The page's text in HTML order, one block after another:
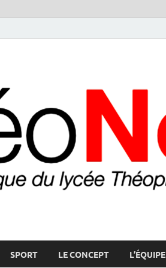
SPORT LE CONCEPT L’ÉQUIPE